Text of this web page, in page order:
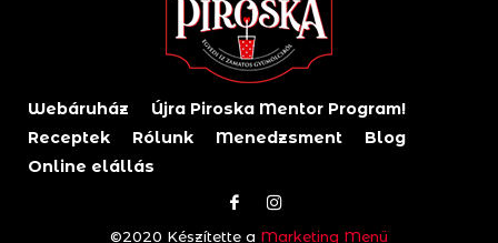
Webáruház
Újra Piroska Mentor Program!
Receptek
Rólunk Menedzsment
Blog
Online elállás
©2020 Készítette a Marketing Menü